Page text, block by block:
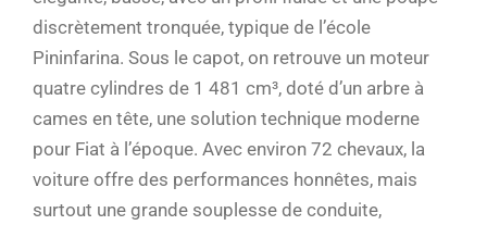
discrètement tronquée, typique de l’école
Pininfarina. Sous le capot, on retrouve un moteur
quatre cylindres de 1 481 cm³, doté d’un arbre à
cames en tête, une solution technique moderne
pour Fiat à l’époque. Avec environ 72 chevaux, la
voiture offre des performances honnêtes, mais
surtout une grande souplesse de conduite,